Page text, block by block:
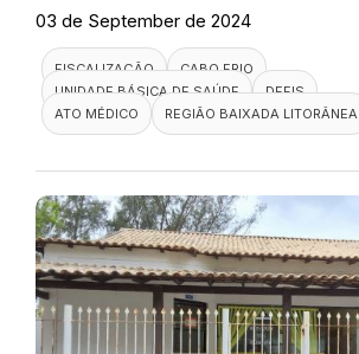
03 de September de 2024
FISCALIZAÇÃO
CABO FRIO
UNIDADE BÁSICA DE SAÚDE
DEFIS
ATO MÉDICO
REGIÃO BAIXADA LITORÂNEA